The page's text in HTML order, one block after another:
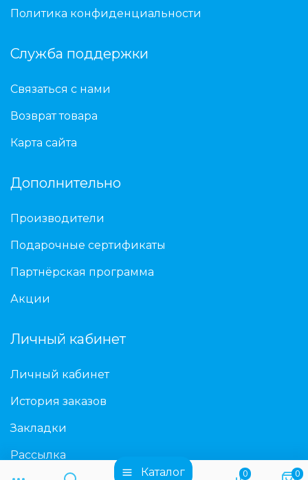
Каталог 0 0
Политика конфиденциальности
Служба поддержки
Связаться с нами
Возврат товара
Карта сайта
Дополнительно
Производители
Подарочные сертификаты
Партнёрская программа
Акции
Личный кабинет
Личный кабинет
История заказов
Закладки
Рассылка